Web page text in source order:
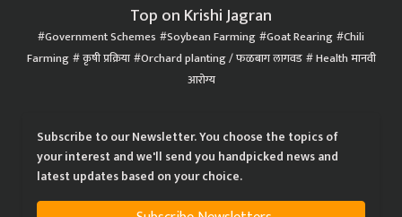
Top on Krishi Jagran
Government Schemes Soybean Farming Goat Rearing Chili
Farming कृषी प्रक्रिया Orchard planting / फळबाग लागवड Health मानवी
आरोग्य
Subscribe to our Newsletter. You choose the topics of
your interest and we'll send you handpicked news and
latest updates based on your choice.